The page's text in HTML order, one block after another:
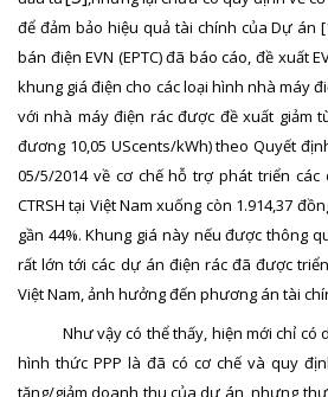
để đảm bảo hiệu quả tài chính của Dự án
bán điện EVN (EPTC) đã báo cáo, đề xuất
khung giá điện cho các loại hình nhà máy
với nhà máy điện rác được đề xuất giảm
đương 10,05 UScents/kWh) theo Quyết
05/5/2014 về cơ chế hỗ trợ phát triển
CTRSH tại Việt Nam xuống còn 1.914,37
gần 44%. Khung giá này nếu được thông
rất lớn tới các dự án điện rác đã được
Việt Nam, ảnh hưởng đến phương án tài
Như vậy có thể thấy, hiện mới chỉ
hình thức PPP là đã có cơ chế và quy
tăng/giảm doanh thu của dự án, nhưng